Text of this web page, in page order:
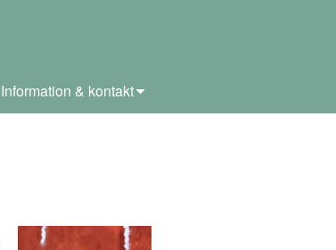
Information & kontakt